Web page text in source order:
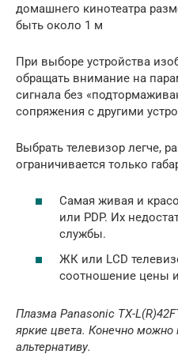
домашнего кинотеатра
быть около 1 м
При выборе устройства
обращать внимание на
сигнала без
сопряжения с другими
Выбрать телевизор легче,
ограничивается только
Самая живая и
или PDP. Их
службы.
ЖК или LCD
соотношение цены
Плазма Panasonic TX-
яркие цвета. Конечно
альтернативу.